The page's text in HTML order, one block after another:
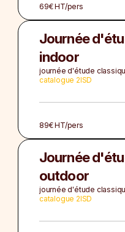
Afterwork
Journée
69€ HT/pers
Journée
indoor
journée d'étude
catalogue 2ISD
89€ HT/pers
Journée
outdoor
journée d'étude
catalogue 2ISD